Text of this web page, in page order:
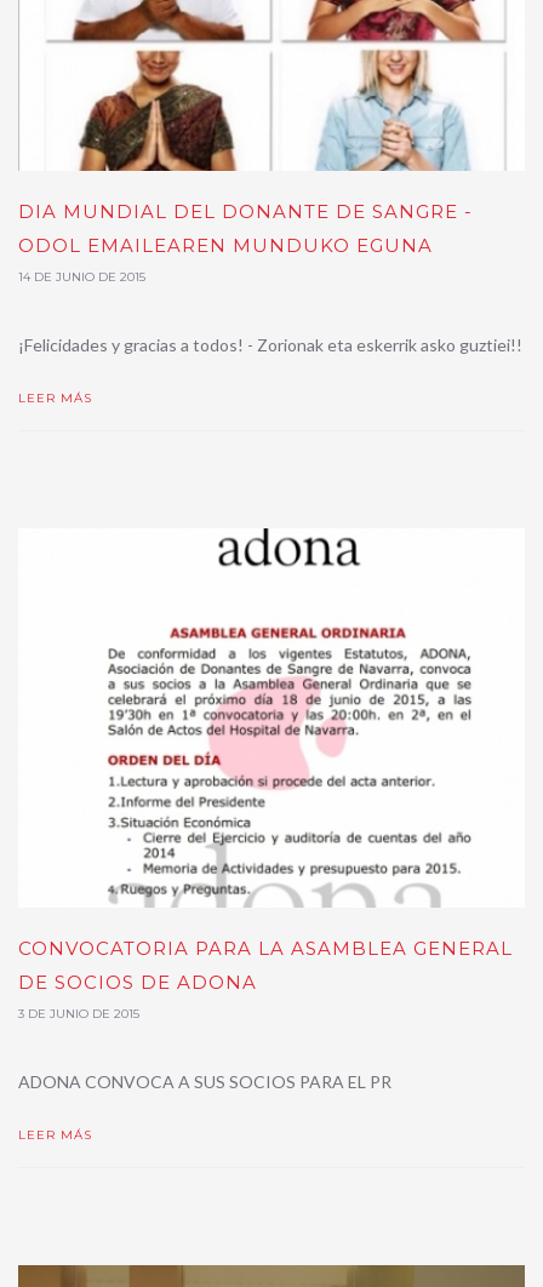
DIA MUNDIAL DEL DONANTE DE SANGRE -
ODOL EMAILEAREN MUNDUKO EGUNA
14 DE JUNIO DE 2015
¡Felicidades y gracias a todos! - Zorionak eta eskerrik asko guztiei!!
LEER MÁS
CONVOCATORIA PARA LA ASAMBLEA GENERAL
DE SOCIOS DE ADONA
3 DE JUNIO DE 2015
ADONA CONVOCA A SUS SOCIOS PARA EL PR
LEER MÁS